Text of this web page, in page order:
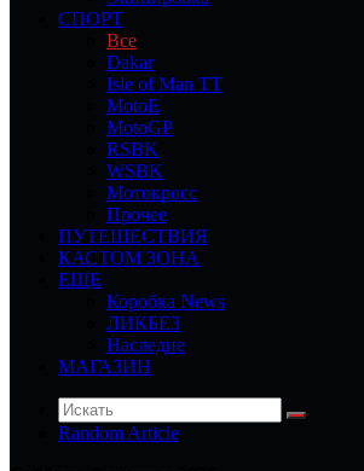
СПОРТ
Все
Dakar
Isle of Man TT
MotoE
MotoGP
RSBK
WSBK
Мотокросс
Прочее
ПУТЕШЕСТВИЯ
КАСТОМ ЗОНА
ЕЩЕ
Коробка News
ЛИКБЕЗ
Наследие
МАГАЗИН
Random Article